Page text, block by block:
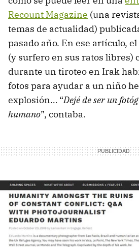
Recount Magazine (una
temas de actualidad)
pasado año. En ese artículo,
(y surfero en sus ratos libres)
durante un tiroteo en Irak
fotos para ayudar a un niño
explosión… “Dejé de ser un
humano”, contaba.